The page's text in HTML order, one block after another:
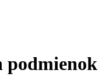
podmienok